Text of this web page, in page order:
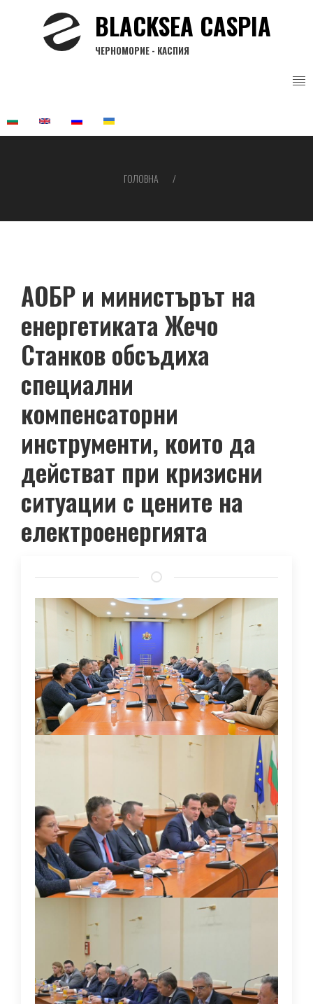
BLACKSEA CASPIA
ЧЕРНОМОРИЕ - КАСПИЯ
навіґації
ГОЛОВНА
АОБР и министърът на
енергетиката Жечо
Станков обсъдиха
специални
компенсаторни
инструменти, които да
действат при кризисни
ситуации с цените на
електроенергията